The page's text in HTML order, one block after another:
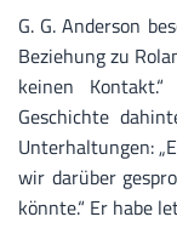
G. G. Anderson
Beziehung zu
keinen
Geschichte
Unterhaltungen:
wir darüber
könnte.“ Er habe